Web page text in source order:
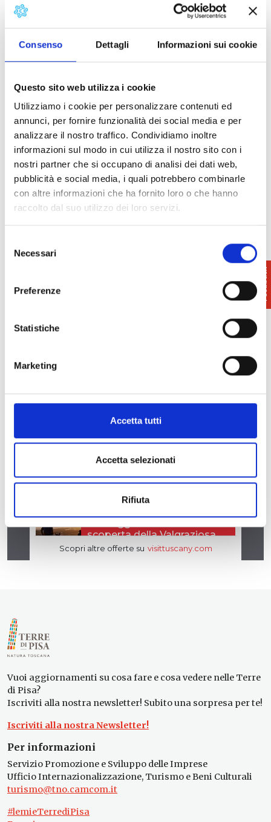
Consenso Dettagli Informazioni sui cookie
Questo sito web utilizza i cookie
Utilizziamo i cookie per personalizzare contenuti ed
annunci, per fornire funzionalità dei social media e per
analizzare il nostro traffico. Condividiamo inoltre
informazioni sul modo in cui utilizza il nostro sito con i
nostri partner che si occupano di analisi dei dati web,
pubblicità e social media, i quali potrebbero combinarle
con altre informazioni che ha fornito loro o che hanno
raccolto dal suo utilizzo dei loro servizi.
delNecessari
Preferenze
Statistiche
Marketing
Accetta tutti
Accetta selezionati
Rifiuta
conversazione interattiva con dimostrazione
pratica su armature e modo di vestire, tecniche di
combattimento e altro in relazione alla Battaglia di
Museo Civico Montopoli
museocivico@comune.montopoli.pi.it
Vuoi aggiornamenti su cosa fare e cosa vedere nelle Terre
di Pisa?
Iscriviti alla nostra newsletter! Subito una sorpresa per te!
Iscriviti alla nostra Newsletter!
Per informazioni
Servizio Promozione e Sviluppo delle Imprese
Ufficio Internazionalizzazione, Turismo e Beni Culturali
turismo@tno.camcom.it
#lemieTerrediPisa